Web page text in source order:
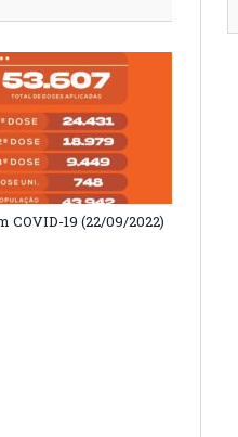
COVID-19 (22/09/2022)